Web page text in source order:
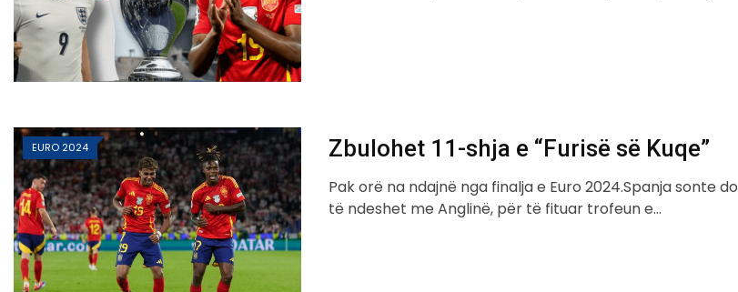
EURO 2024 Zbulohet 11-shja e “Furisë së Kuqe”
Pak orë na ndajnë nga finalja e Euro 2024.Spanja sonte do
të ndeshet me Anglinë, për të fituar trofeun e…